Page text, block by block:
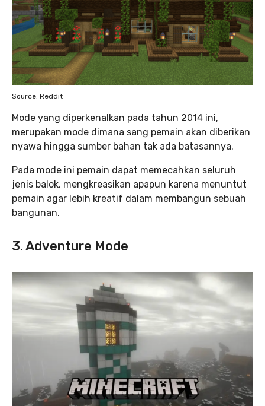
Source: Reddit
Mode yang diperkenalkan pada tahun 2014 ini,
merupakan mode dimana sang pemain akan diberikan
nyawa hingga sumber bahan tak ada batasannya.
Pada mode ini pemain dapat memecahkan seluruh
jenis balok, mengkreasikan apapun karena menuntut
pemain agar lebih kreatif dalam membangun sebuah
bangunan.
3. Adventure Mode